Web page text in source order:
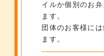
イルか個別のお
ます。
団体のお客様に
ます。